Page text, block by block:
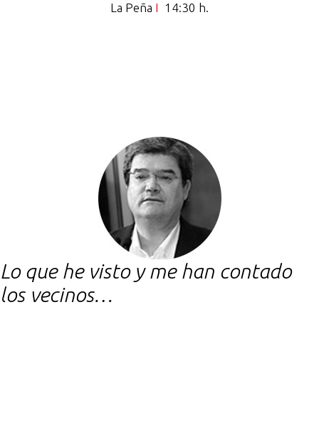
La Peña I 14:30 h.
Lo que he visto y me han contado
los vecinos…